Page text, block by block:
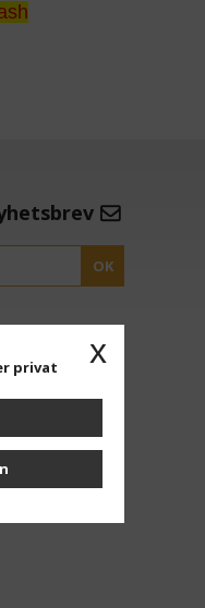
OK
x
privat